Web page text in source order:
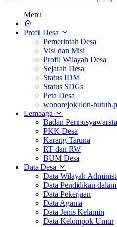
Menu
Profil Desa
Pemerintah Desa
Visi dan Misi
Profil Wilayah Desa
Sejarah Desa
Status IDM
Status SDGs
Peta Desa
wonorejokulon-
Lembaga
Badan
PKK Desa
Karang Taruna
RT dan RW
BUM Desa
Data Desa
Data Wilayah
Data Pendidikan
Data Pekerjaan
Data Agama
Data Jenis Kelamin
Data Kelompok Umur